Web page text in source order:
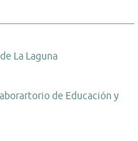
La Laguna
de Educación y